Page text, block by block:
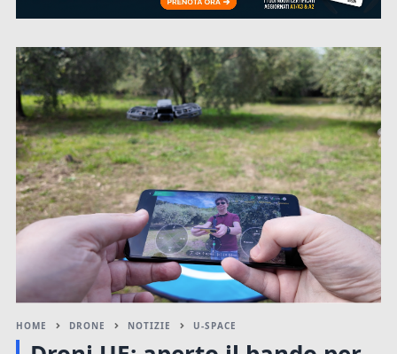
HOME DRONE NOTIZIE U-SPACE